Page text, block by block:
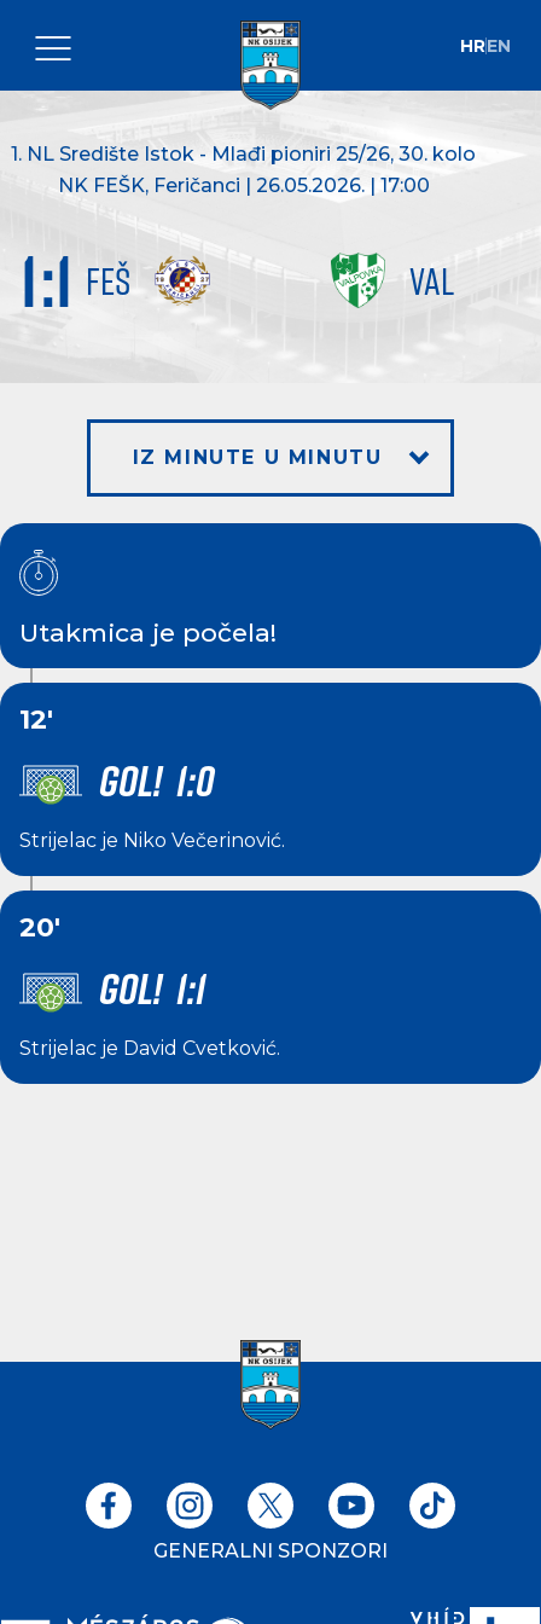
HREN
1. NL Središte Istok - Mlađi pioniri 25/26, 30. kolo
NK FEŠK, Feričanci | 26.05.2026. | 17:00
FEŠ VAL
1:1
IZ MINUTE U MINUTU
Utakmica je počela!
12'
GOL! 1:0
Strijelac je Niko Večerinović.
20'
GOL! 1:1
Strijelac je David Cvetković.
GENERALNI SPONZORI